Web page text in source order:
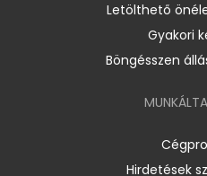
Letölthető
Gyakori
Böngésszen
Hirdetések